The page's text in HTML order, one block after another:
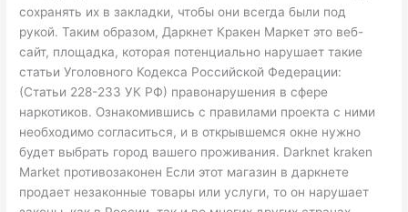
сохранять их в закладки, чтобы они всегда были под
рукой. Таким образом, Даркнет Кракен Маркет это веб-
сайт, площадка, которая потенциально нарушает такие
статьи Уголовного Кодекса Российской Федерации:
(Статьи 228-233 УК РФ) правонарушения в сфере
наркотиков. Ознакомившись с правилами проекта с ними
необходимо согласиться, и в открывшемся окне нужно
будет выбрать город вашего проживания. Darknet kraken
Market противозаконен Если этот магазин в даркнете
продает незаконные товары или услуги, то он нарушает